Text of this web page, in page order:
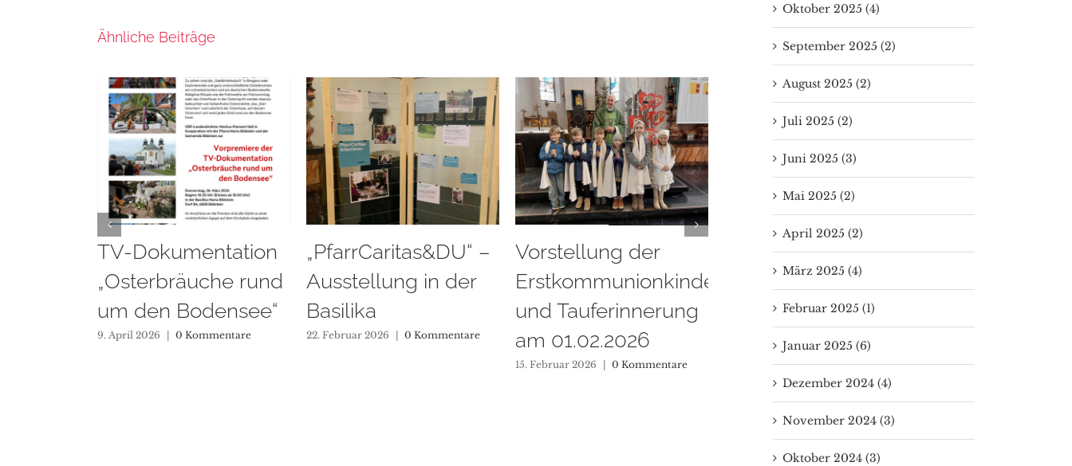
Ähnliche Beiträge
„PfarrCaritas&DU“ –
Ausstellung in der
Basilika
22. Februar 2026 | 0 Kommentare
Vorstellung der
Erstkommunionkinder
und Tauferinnerung
am 01.02.2026
Sternsinger
unterwegs 2026
11. Januar 2026 | 0 Kommentare
Erstkommunion
vom 19.04.2026
26. April 2026 | 0 Kommentare
TV-
Oktober 2025 (4)
September 2025 (2)
August 2025 (2)
Juli 2025 (2)
Juni 2025 (3)
Mai 2025 (2)
April 2025 (2)
März 2025 (4)
Februar 2025 (1)
Januar 2025 (6)
Dezember 2024 (4)
November 2024 (3)
Oktober 2024 (3)